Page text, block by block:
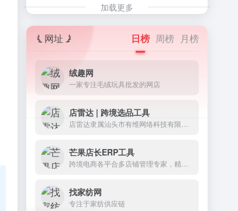
加载更多
网址 日榜 周榜 月榜
绒趣网
一家专注毛绒玩具批发的网店
店雷达 | 跨境选品工具
芒果店长ERP工具
找家纺网
专注于家纺供应链